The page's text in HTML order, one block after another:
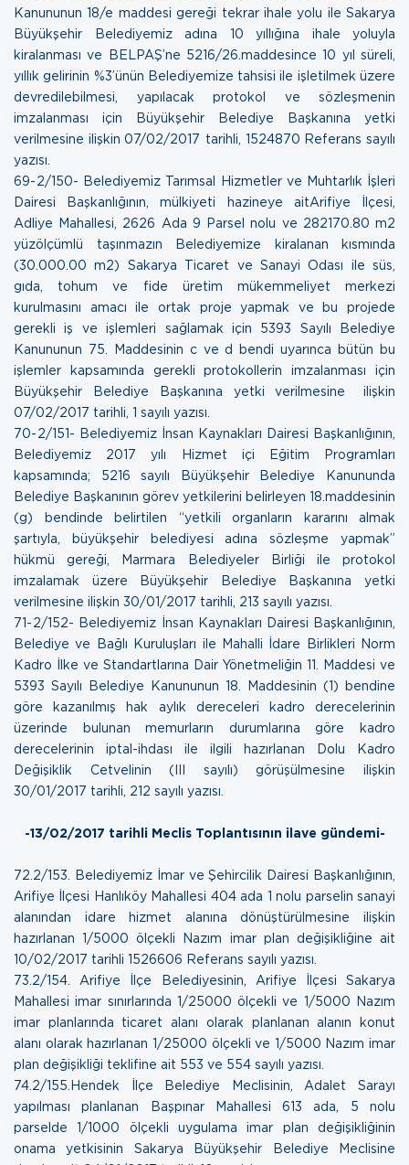
Kanununun 18/e maddesi gereği tekrar ihale yolu ile Sakarya
Büyükşehir Belediyemiz adına 10 yıllığına ihale yoluyla
kiralanması ve BELPAŞ’ne 5216/26.maddesince 10 yıl süreli,
yıllık gelirinin %3’ünün Belediyemize tahsisi ile işletilmek üzere
devredilebilmesi, yapılacak protokol ve sözleşmenin
imzalanması için Büyükşehir Belediye Başkanına yetki
verilmesine ilişkin07/02/2017 tarihli, 1524870 Referans sayılı
yazısı.
69- 2/150- Belediyemiz Tarımsal Hizmetler ve Muhtarlık İşleri
Dairesi Başkanlığının, mülkiyeti hazineye aitArifiye İlçesi,
Adliye Mahallesi, 2626 Ada 9 Parsel nolu ve 282170.80 m2
yüzölçümlü taşınmazın Belediyemize kiralanan kısmında
(30.000.00 m2) Sakarya Ticaret ve Sanayi Odası ile süs,
gıda, tohum ve fide üretim mükemmeliyet merkezi
kurulmasını amacı ile ortak proje yapmak ve bu projede
gerekli iş ve işlemleri sağlamak için 5393 Sayılı Belediye
Kanununun 75. Maddesinin c ve d bendi uyarınca bütün bu
işlemler kapsamında gerekli protokollerin imzalanması için
Büyükşehir Belediye Başkanına yetki verilmesine ilişkin
07/02/2017 tarihli, 1 sayılı yazısı.
70- 2/151- Belediyemiz İnsan Kaynakları Dairesi Başkanlığının,
Belediyemiz 2017 yılı Hizmet içi Eğitim Programları
kapsamında; 5216 sayılı Büyükşehir Belediye Kanununda
Belediye Başkanının görev yetkilerini belirleyen 18.maddesinin
(g) bendinde belirtilen “yetkili organların kararını almak
şartıyla, büyükşehir belediyesi adına sözleşme yapmak”
hükmü gereği, Marmara Belediyeler Birliği ile protokol
imzalamak üzere Büyükşehir Belediye Başkanına yetki
verilmesine ilişkin 30/01/2017 tarihli, 213 sayılı yazısı.
71- 2/152- Belediyemiz İnsan Kaynakları Dairesi Başkanlığının,
Belediye ve Bağlı Kuruluşları ile Mahalli İdare Birlikleri Norm
Kadro İlke ve Standartlarına Dair Yönetmeliğin 11. Maddesi ve
5393 Sayılı Belediye Kanununun 18. Maddesinin (1) bendine
göre kazanılmış hak aylık dereceleri kadro derecelerinin
üzerinde bulunan memurların durumlarına göre kadro
derecelerinin iptal-ihdası ile ilgili hazırlanan Dolu Kadro
Değişiklik Cetvelinin (III sayılı) görüşülmesine ilişkin
30/01/2017 tarihli, 212 sayılı yazısı.
-13/02/2017 tarihli Meclis Toplantısının ilave gündemi-
72.2/153. Belediyemiz İmar ve Şehircilik Dairesi Başkanlığının,
Arifiye İlçesi Hanlıköy Mahallesi 404 ada 1 nolu parselin sanayi
alanından idare hizmet alanına dönüştürülmesine ilişkin
hazırlanan 1/5000 ölçekli Nazım imar plan değişikliğine ait
10/02/2017 tarihli 1526606 Referans sayılı yazısı
73.2/154. Arifiye İlçe Belediyesinin, Arifiye İlçesi Sakarya
Mahallesi imar sınırlarında 1/25000 ölçekli ve 1/5000 Nazım
imar planlarında ticaret alanı olarak planlanan alanın konut
alanı olarak hazırlanan 1/25000 ölçekli ve 1/5000 Nazım imar
plan değişikliği teklifine ait 553 ve 554 sayılı yazısı
74.2/155.Hendek İlçe Belediye Meclisinin, Adalet Sarayı
yapılması planlanan Başpınar Mahallesi 613 ada, 5 nolu
parselde 1/1000 ölçekli uygulama imar plan değişikliğinin
onama yetkisinin Sakarya Büyükşehir Belediye Meclisine